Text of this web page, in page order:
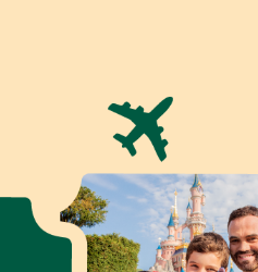
París -
viaje a Disneyland París
certificado Random.org
vs competencia?